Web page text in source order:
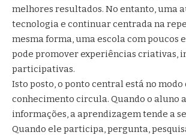
melhores resultados. No entanto, uma
tecnologia e continuar centrada na
mesma forma, uma escola com poucos
pode promover experiências criativas,
participativas.
Isto posto, o ponto central está no modo
conhecimento circula. Quando o aluno
informações, a aprendizagem tende a
Quando ele participa, pergunta,